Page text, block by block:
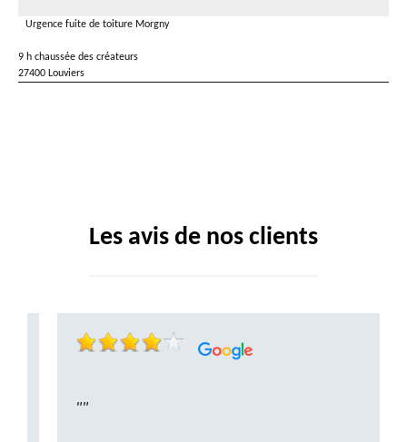
Urgence fuite de toiture Morgny
9 h chaussée des créateurs
27400 Louviers
Les avis de nos clients